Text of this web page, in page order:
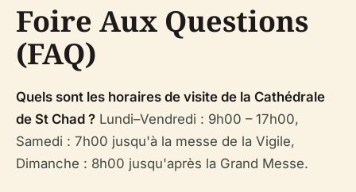
Foire Aux Questions
(FAQ)
Quels sont les horaires de visite de la Cathédrale
de St Chad ? Lundi–Vendredi : 9h00 – 17h00,
Samedi : 7h00 jusqu'à la messe de la Vigile,
Dimanche : 8h00 jusqu'après la Grand Messe.